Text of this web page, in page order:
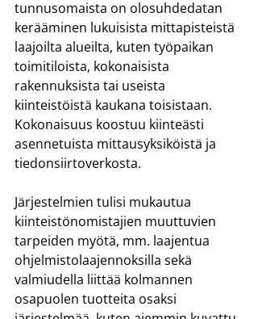
tunnusomaista on olosuhdedatan
kerääminen lukuisista mittapisteistä
laajoilta alueilta, kuten työpaikan
toimitiloista, kokonaisista
rakennuksista tai useista
kiinteistöistä kaukana toisistaan.
Kokonaisuus koostuu kiinteästi
asennetuista mittausyksiköistä ja
tiedonsiirtoverkosta.
Järjestelmien tulisi mukautua
kiinteistönomistajien muuttuvien
tarpeiden myötä, mm. laajentua
ohjelmistolaajennoksilla sekä
valmiudella liittää kolmannen
osapuolen tuotteita osaksi